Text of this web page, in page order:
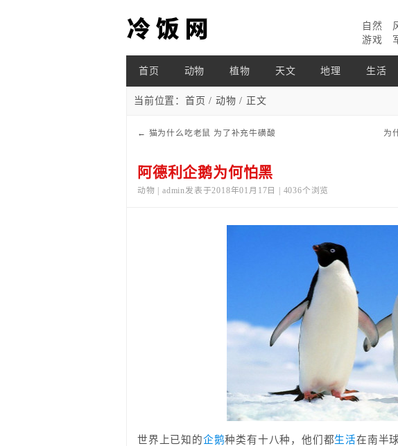
自然
游戏
首页 动物 植物 天文 地理 生活
当前位置： 首页 /动物 / 正文
← 猫为什么吃老鼠 为了补充牛磺酸 为
阿德利企鹅为何怕黑
动物 | admin发表于2018年01月17日 | 4036个浏览
世界上已知的企鹅种类有十八种，他们都生活在南半